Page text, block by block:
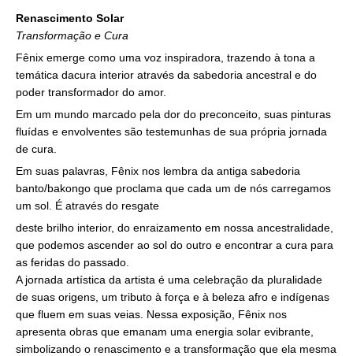
Renascimento Solar
Transformação e Cura
Fênix emerge como uma voz inspiradora, trazendo à tona a
temática dacura interior através da sabedoria ancestral e do
poder transformador do amor.
Em um mundo marcado pela dor do preconceito, suas pinturas
fluídas e envolventes são testemunhas de sua própria jornada
de cura.
Em suas palavras, Fênix nos lembra da antiga sabedoria
banto/bakongo que proclama que cada um de nós carregamos
um sol. É através do resgate
deste brilho interior, do enraizamento em nossa ancestralidade,
que podemos ascender ao sol do outro e encontrar a cura para
as feridas do passado.
A jornada artística da artista é uma celebração da pluralidade
de suas origens, um tributo à força e à beleza afro e indígenas
que fluem em suas veias. Nessa exposição, Fênix nos
apresenta obras que emanam uma energia solar evibrante,
simbolizando o renascimento e a transformação que ela mesma